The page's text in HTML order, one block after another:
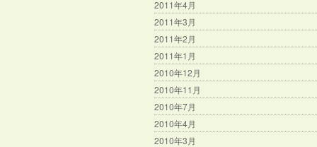
2011年4月
2011年3月
2011年2月
2011年1月
2010年12月
2010年11月
2010年7月
2010年4月
2010年3月